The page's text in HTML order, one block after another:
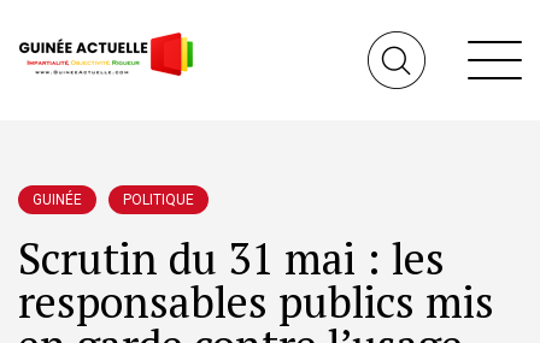
GUINÉE POLITIQUE
Scrutin du 31 mai : les
responsables publics mis